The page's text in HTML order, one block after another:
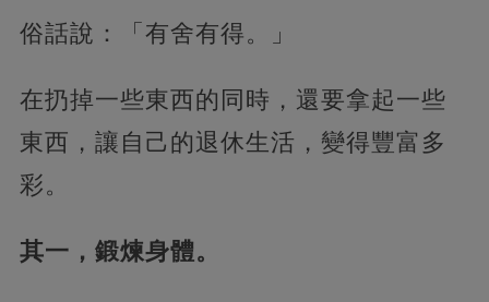
俗話說：「有舍有得。」
在扔掉一些東西的同時，還要拿起一些
東西，讓自己的退休生活，變得豐富多
彩。
其一，鍛煉身體。